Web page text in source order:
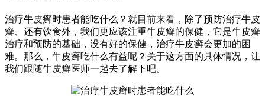
治疗牛皮癣时患者能吃什么？就目前来看，除了预防治疗牛皮
癣、还有饮食外，我们更应该注重牛皮癣的保健，它是牛皮癣
治疗和预防的基础，没有好的保健，治疗牛皮癣会更加的困
难。那么，牛皮癣吃什么有益呢？关于这方面的具体情况，让
我们跟随牛皮癣医师一起去了解下吧。